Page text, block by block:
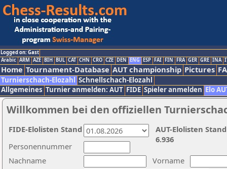
Logged on: Gast
Arabic ARM AZE BIH BUL CAT CHN CRO CZE DEN ENG ESP FAI FIN FRA GER GRE INA
Home Tournament-Database AUT championship Pictures
Turnierschach-Elozahl Schnellschach-Elozahl
Allgemeines Turnier anmelden: AUT FIDE Spieler anmelden Elo
Willkommen bei den offiziellen
Nachname
Vorname
Personennummer
AUT-Elolisten
6.936
FIDE-Elolisten Stand